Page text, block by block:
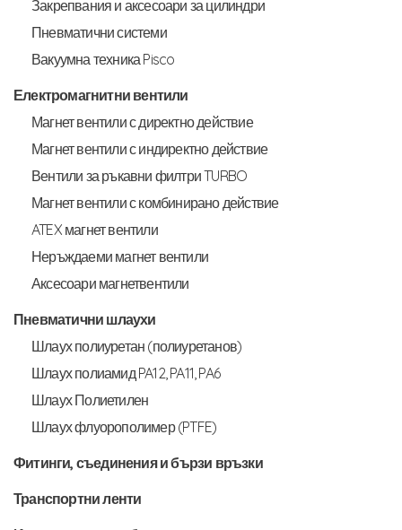
Закрепвания и аксесоари за цилиндри
Пневматични системи
Вакуумна техника Pisco
Електромагнитни вентили
Магнет вентили с директно действие
Магнет вентили с индиректно действие
Вентили за ръкавни филтри TURBO
Магнет вентили с комбинирано действие
ATEX магнет вентили
Неръждаеми магнет вентили
Аксесоари магнетвентили
Пневматични шлаухи
Шлаух полиуретан (полиуретанов)
Шлаух полиамид PA12, PA11, PA6
Шлаух Полиетилен
Шлаух флуорополимер (PTFE)
Фитинги, съединения и бързи връзки
Транспортни ленти